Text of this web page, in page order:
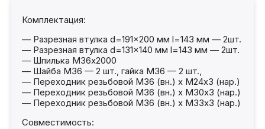
Комплектация:
— Разрезная втулка d=191×200 мм l=143 мм — 2шт.
— Разрезная втулка d=131×140 мм l=143 мм — 2шт.
— Шпилька М36х2000
— Шайба М36 — 2 шт., гайка М36 — 2 шт.,
— Переходник резьбовой М36 (вн.) х М24х3 (нар.)
— Переходник резьбовой М36 (вн.) х М30х3 (нар.)
— Переходник резьбовой М36 (вн.) х М33х3 (нар.)
Совместимость: